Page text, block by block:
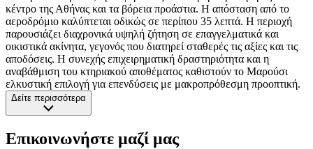
κέντρο της Αθήνας και τα βόρεια προάστια. Η απόσταση από το
αεροδρόμιο καλύπτεται οδικώς σε περίπου 35 λεπτά. Η περιοχή
παρουσιάζει διαχρονικά υψηλή ζήτηση σε επαγγελματικά και
οικιστικά ακίνητα, γεγονός που διατηρεί σταθερές τις αξίες και τις
αποδόσεις. Η συνεχής επιχειρηματική δραστηριότητα και η
αναβάθμιση του κτηριακού αποθέματος καθιστούν το Μαρούσι
ελκυστική επιλογή για επενδύσεις με μακροπρόθεσμη προοπτική.
Δείτε περισσότερα
Επικοινωνήστε μαζί μας